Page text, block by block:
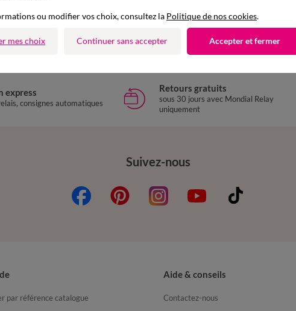
express
consignes automatiques
Retours gratuits
sous 30 jours avec Mondial Relay
uniquement
Suivez-nous
par référence catalogue
Aide & conseils
Contactez-nous
ou modifier vos choix, consultez la Politique de nos cookies.
mes choix Continuer sans accepter Accepter et fermer